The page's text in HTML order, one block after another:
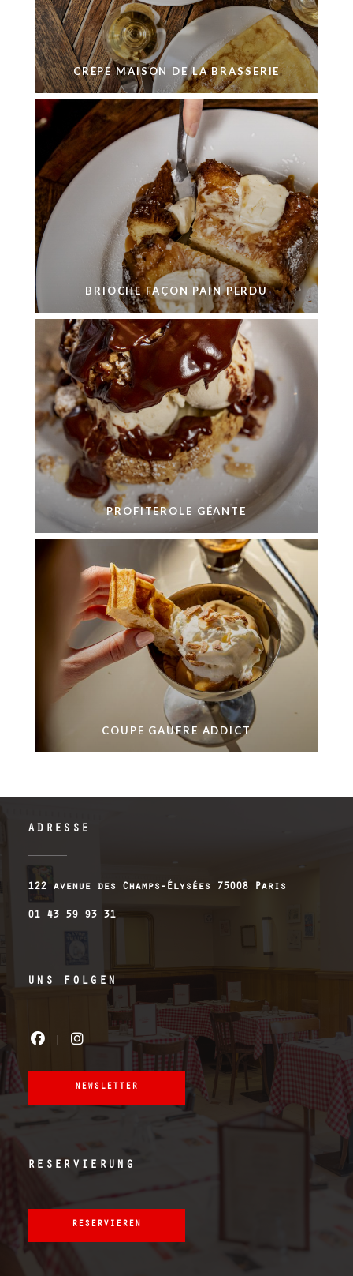
CRÊPE MAISON DE LA BRASSERIE
BRIOCHE FAÇON PAIN PERDU
PROFITEROLE GÉANTE
COUPE GAUFRE ADDICT
ADRESSE
122 avenue des Champs-Élysées 75008 Paris
01 43 59 93 31
UNS FOLGEN
Facebook ((öffnet ein neues
Instagram ((öffnet ein neues
NEWSLETTER
RESERVIERUNG
RESERVIEREN